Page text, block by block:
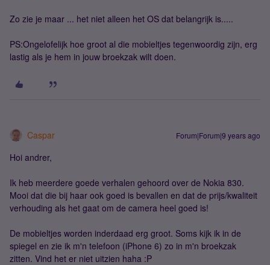
Zo zie je maar ... het niet alleen het OS dat belangrijk is.....
PS:Ongelofelijk hoe groot al die mobieltjes tegenwoordig zijn, erg
lastig als je hem in jouw broekzak wilt doen.
Caspar Forum|Forum|9 years ago
Hoi andrer,
Ik heb meerdere goede verhalen gehoord over de Nokia 830.
Mooi dat die bij haar ook goed is bevallen en dat de prijs/kwaliteit
verhouding als het gaat om de camera heel goed is!
De mobieltjes worden inderdaad erg groot. Soms kijk ik in de
spiegel en zie ik m'n telefoon (iPhone 6) zo in m'n broekzak
zitten. Vind het er niet uitzien haha :P